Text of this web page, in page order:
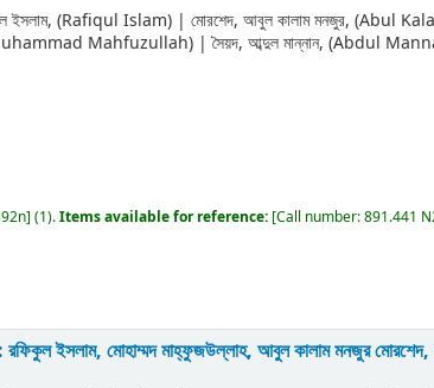
ইসলাম, (Rafiqul Islam)| মোরশেদ, আবুল কালাম মনজুর, (Abul
(Muhammad Mahfuzullah)|সৈয়দ, আব্দুল মান্নান, (Abdul
] (1).Items available for reference: [Call number:891.441
রফিকুল ইসলাম, মোহাম্মদ মাহ্‌ফুজউল্লাহ, আবুল কালাম মনজুর